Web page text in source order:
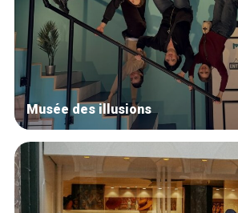
Musée des illusions